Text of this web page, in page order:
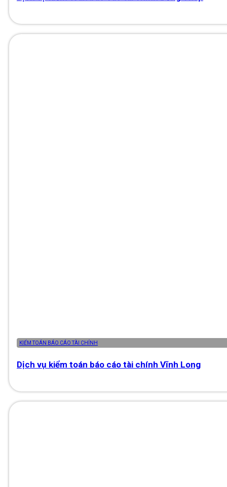
KIỂM TOÁN BÁO CÁO TÀI CHÍNH
Dịch vụ kiểm toán báo cáo tài chính Vĩnh Long